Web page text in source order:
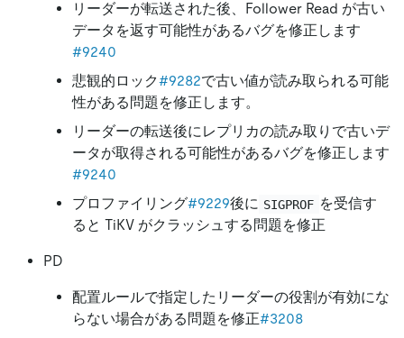
リーダーが転送された後、Follower Read が古い
データを返す可能性があるバグを修正します
#9240
悲観的ロック#9282で古い値が読み取られる可能
性がある問題を修正します。
リーダーの転送後にレプリカの読み取りで古いデ
ータが取得される可能性があるバグを修正します
#9240
プロファイリング#9229後に SIGPROF を受信す
ると TiKV がクラッシュする問題を修正
PD
配置ルールで指定したリーダーの役割が有効にな
らない場合がある問題を修正#3208